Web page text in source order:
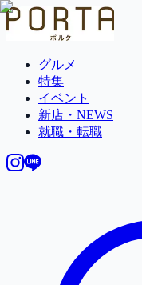
グルメ
特集
イベント
新店・NEWS
就職・転職